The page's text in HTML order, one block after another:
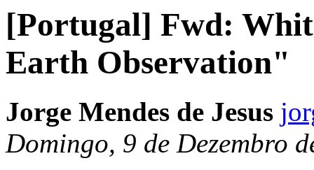
[Portugal] Fwd:
Earth Observation"
Jorge Mendes de Jesus
Domingo, 9 de Dezembro